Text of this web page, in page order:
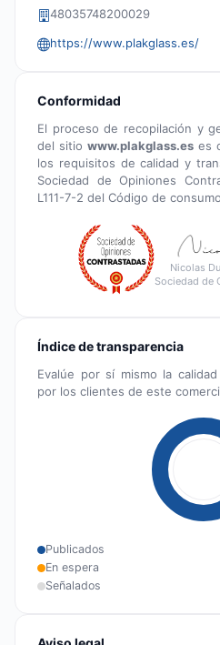
48035748200029
https://www.plakglass.es/
Conformidad
El proceso de recopilación y
del sitio www.plakglass.es es
los requisitos de calidad y
Sociedad de Opiniones
L111-7-2 del Código de
Nicolas
Sociedad de
Índice de transparencia
Evalúe por sí mismo la
por los clientes de este
Publicados
En espera
Señalados